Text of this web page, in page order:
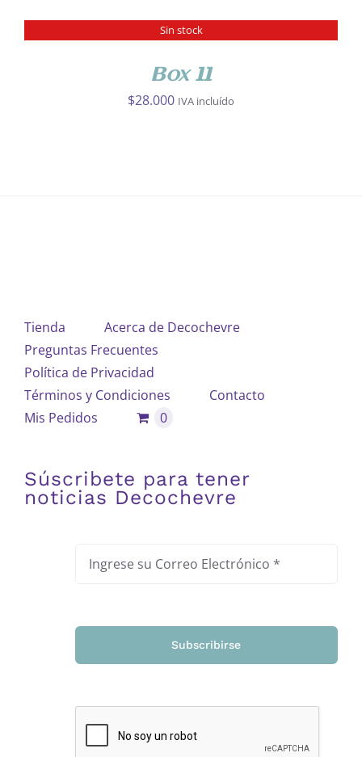
Sin stock
Box 11
$28.000 IVA incluído
Tienda
Acerca de Decochevre
Preguntas Frecuentes
Política de Privacidad
Términos y Condiciones
Contacto
Mis Pedidos
0
Súscribete para tener
noticias Decochevre
Subscribirse